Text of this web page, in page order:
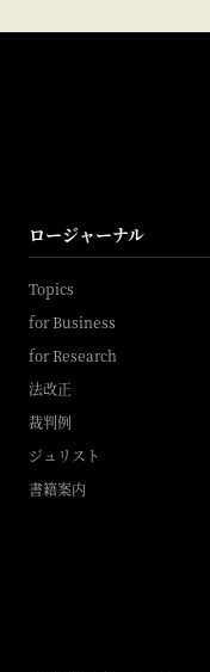
ロージャーナル
Topics
for Business
for Research
法改正
裁判例
ジュリスト
書籍案内